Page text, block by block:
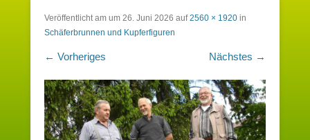
Veröffentlicht am um 26. Juni 2026 auf2560 × 1920 in
Schäferbrunnen und Kupferfiguren
← Vorheriges Nächstes →